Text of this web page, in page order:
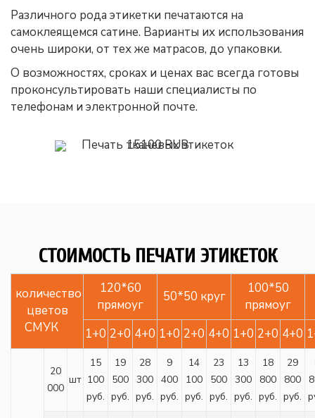
Различного рода этикетки печатаются на
самоклеящемся сатине. Варианты их использования
очень широки, от тех же матрасов, до упаковки.
О возможностях, сроках и ценах вас всегда готовы
проконсультировать наши специалисты по
телефонам и электронной почте.
Печать тканевых этикеток
15100 RUB
СТОИМОСТЬ ПЕЧАТИ ЭТИКЕТОК
количество
цветов
СМУК
120*60
прямоуг
50*50 круг
100*50
прямоуг
1+0 2+0 4+0 1+0 2+0 4+0 1+0 2+0 4+0
20
000
шт
15
100
руб.
19
500
руб.
28
300
руб.
9
400
руб.
14
100
руб.
23
500
руб.
13
300
руб.
18
800
руб.
29
800
руб.